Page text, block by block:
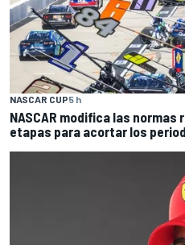
NASCAR CUP5 h
NASCAR modifica las
etapas para acortar los